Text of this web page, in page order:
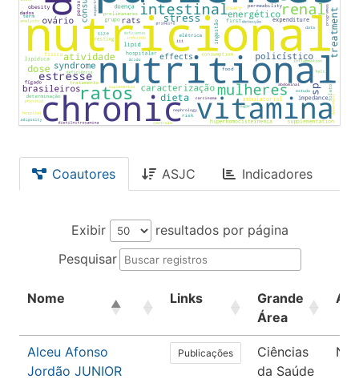
Coautores ASJC Indicadores
Exibir
resultados por página
Pesquisar
Nome Links
Grande
Área
Alceu Afonso
Jordão JUNIOR
Publicações
Ciências
da Saúde